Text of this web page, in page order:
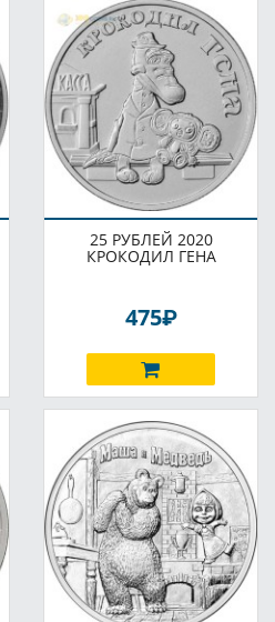
25 РУБЛЕЙ 2020
КРОКОДИЛ ГЕНА
475P